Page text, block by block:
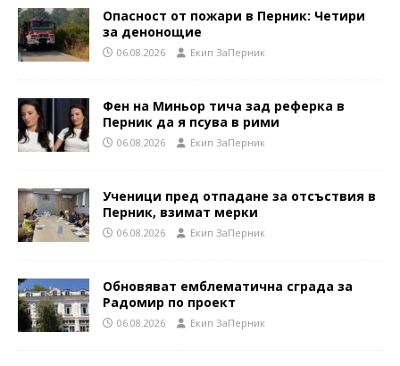
Опасност от пожари в Перник: Четири
за денонощие
06.08.2026 Eкип ЗаПерник
Фен на Миньор тича зад реферка в
Перник да я псува в рими
06.08.2026 Eкип ЗаПерник
Ученици пред отпадане за отсъствия в
Перник, взимат мерки
06.08.2026 Eкип ЗаПерник
Обновяват емблематична сграда за
Радомир по проект
06.08.2026 Eкип ЗаПерник